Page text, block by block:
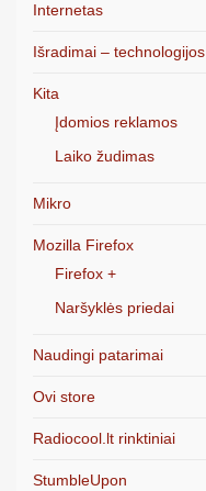
Internetas
Išradimai – technologijos
Kita
Įdomios reklamos
Laiko žudimas
Mikro
Mozilla Firefox
Firefox +
Naršyklės priedai
Naudingi patarimai
Ovi store
Radiocool.lt rinktiniai
StumbleUpon